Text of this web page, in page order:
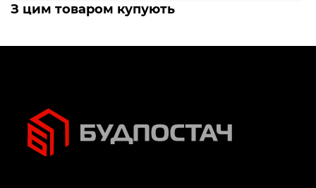
З цим товаром купують